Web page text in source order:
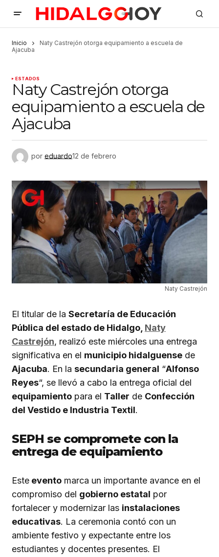
Inicio
Naty Castrejón otorga equipamiento a escuela de
Ajacuba
ESTADOS
Naty Castrejón otorga
equipamiento a escuela de
Ajacuba
por eduardo12 de febrero
Naty Castrejón
El titular de la Secretaría de Educación
Pública del estado de Hidalgo, Naty
Castrejón, realizó este miércoles una entrega
significativa en el municipio hidalguense de
Ajacuba. En la secundaria general “Alfonso
Reyes“, se llevó a cabo la entrega oficial del
equipamiento para el Taller de Confección
del Vestido e Industria Textil.
SEPH se compromete con la
entrega de equipamiento
Este evento marca un importante avance en el
compromiso del gobierno estatal por
fortalecer y modernizar las instalaciones
educativas. La ceremonia contó con un
ambiente festivo y expectante entre los
estudiantes y docentes presentes. El